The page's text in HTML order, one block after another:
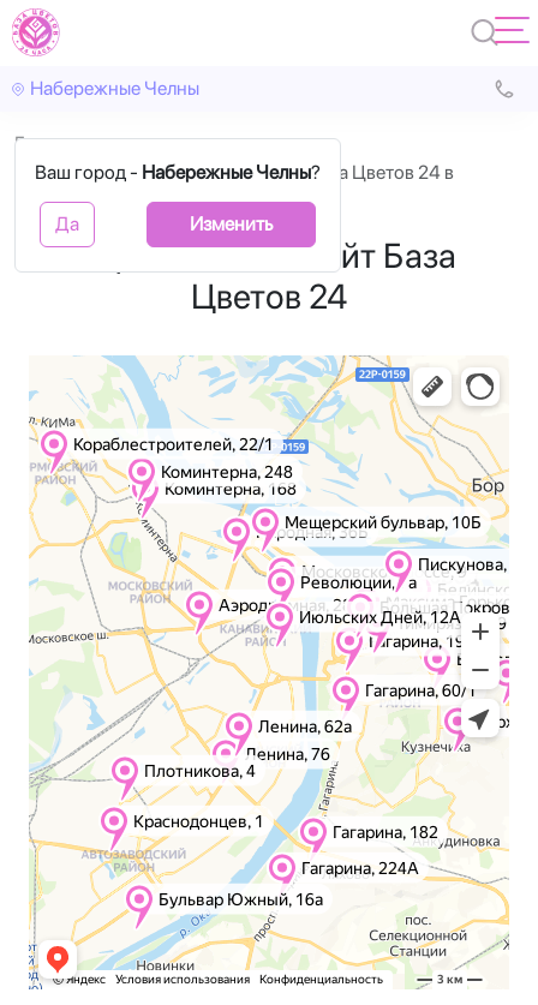
Набережные Челны
Ваш город - Набережные Челны?
Да Изменить
Главная
Адреса фирменных магазинов База Цветов 24 в
Набережных Челнах
Официальный сайт База
Цветов 24